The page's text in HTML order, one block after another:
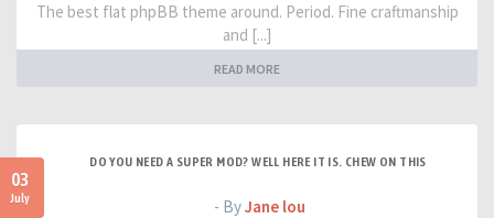
The best flat phpBB theme around. Period. Fine craftmanship
and [...]
READ MORE
03
July
DO YOU NEED A SUPER MOD? WELL HERE IT IS. CHEW ON THIS
- ByJane lou